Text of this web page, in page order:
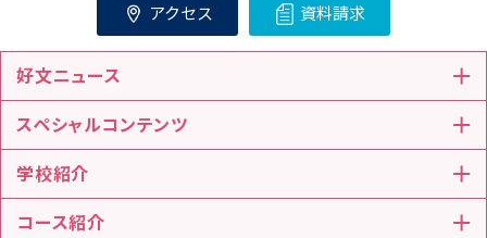
アクセス 資料請求
好文ニュース
スペシャルコンテンツ
学校紹介
コース紹介